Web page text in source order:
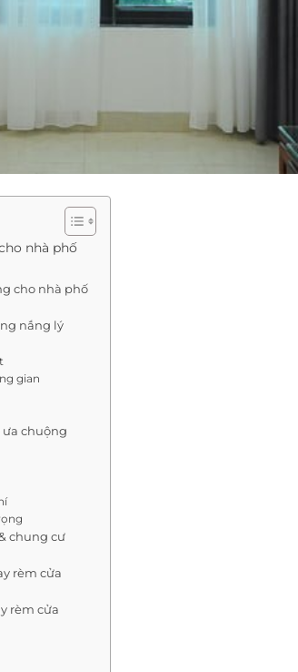
nhà phố
cho nhà phố
nắng lý
gian
ưa chuộng
chung cư
rèm cửa
rèm cửa